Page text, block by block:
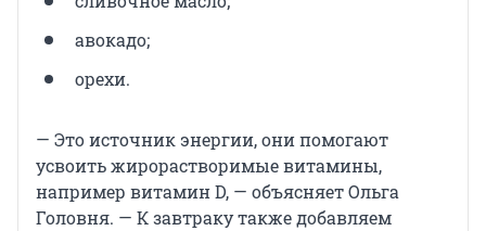
авокадо;
орехи.
— Это источник энергии, они помогают
усвоить жирорастворимые витамины,
например витамин D, — объясняет Ольга
Головня. — К завтраку также добавляем